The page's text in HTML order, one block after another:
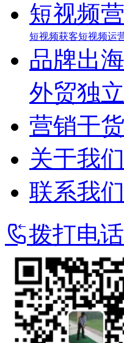
短视频
短视频获客短视频运
品牌出海
外贸独
营销干
关于我们
联系我们
拨打电话